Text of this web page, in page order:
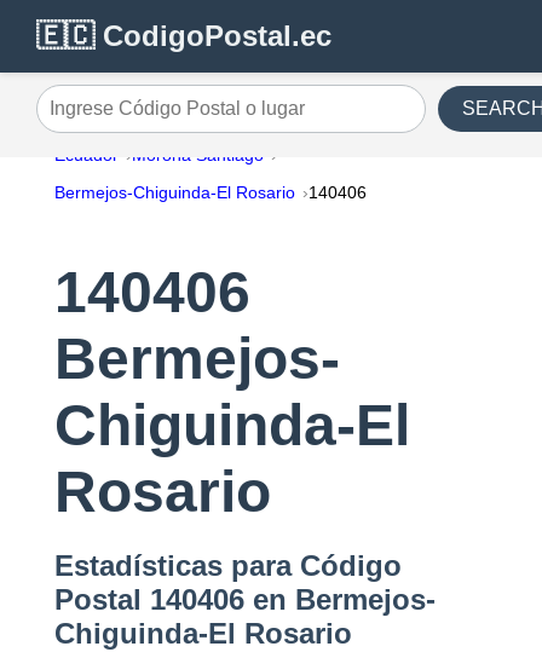
🇪🇨 CodigoPostal.ec
Ingrese Código Postal o lugar
Ecuador
Morona Santiago
Bermejos-Chiguinda-El Rosario
140406
140406
Bermejos-
Chiguinda-El
Rosario
Estadísticas para Código
Postal 140406 en Bermejos-
Chiguinda-El Rosario